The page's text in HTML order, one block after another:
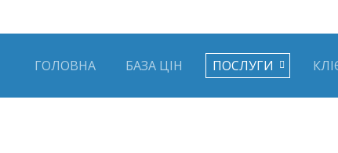
ГОЛОВНА БАЗА ЦІН ПОСЛУГИ